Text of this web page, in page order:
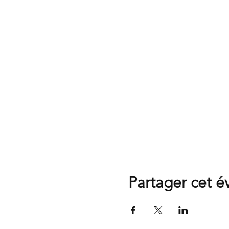
Partager cet